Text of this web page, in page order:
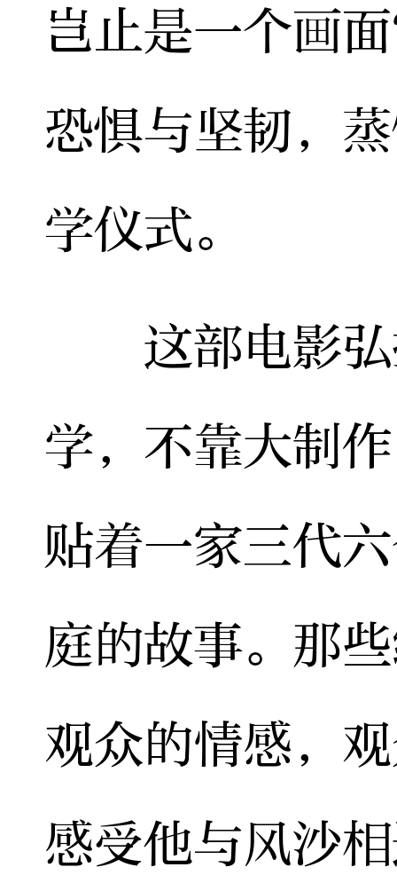
岂止是一个画
恐惧与坚韧，
学仪式。
这部电影弘
学，不靠大制
贴着一家三代
庭的故事。那
观众的情感，
感受他与风沙